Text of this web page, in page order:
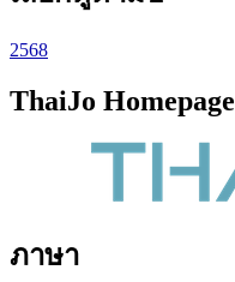
2568
ThaiJo Homepage
ภาษา